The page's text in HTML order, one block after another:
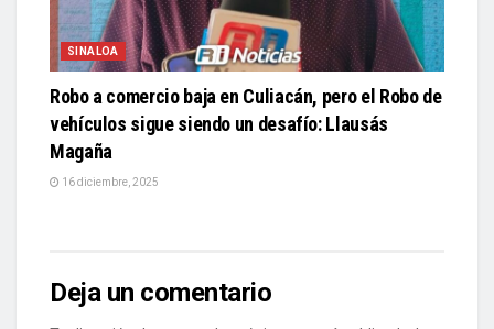
SINALOA
Robo a comercio baja en Culiacán, pero el Robo de
vehículos sigue siendo un desafío: Llausás
Magaña
16 diciembre, 2025
Deja un comentario